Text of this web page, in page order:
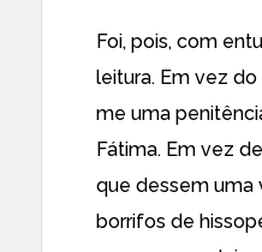
Foi, pois, com
leitura. Em vez
me uma
Fátima. Em vez
que dessem uma
borrifos de